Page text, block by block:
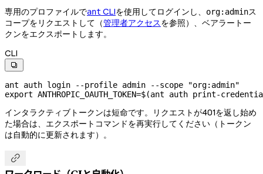
専用のプロファイルでant CLIを使用してログインし、 org:adminス
コープをリクエストして（管理者アクセスを参照）、ベアラートー
クンをエクスポートします。
CLI

ant auth login --profile admin --scope "org:admin"
export ANTHROPIC_OAUTH_TOKEN=$(ant auth print-
インタラクティブトークンは短命です。リクエストが401を返し始め
た場合は、エクスポートコマンドを再実行してください（トークン
は自動的に更新されます）。
